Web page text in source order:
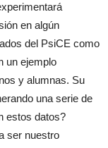
en algún
del PsiCE como
un ejemplo
y alumnas. Su
una serie de
estos datos?
ser nuestro